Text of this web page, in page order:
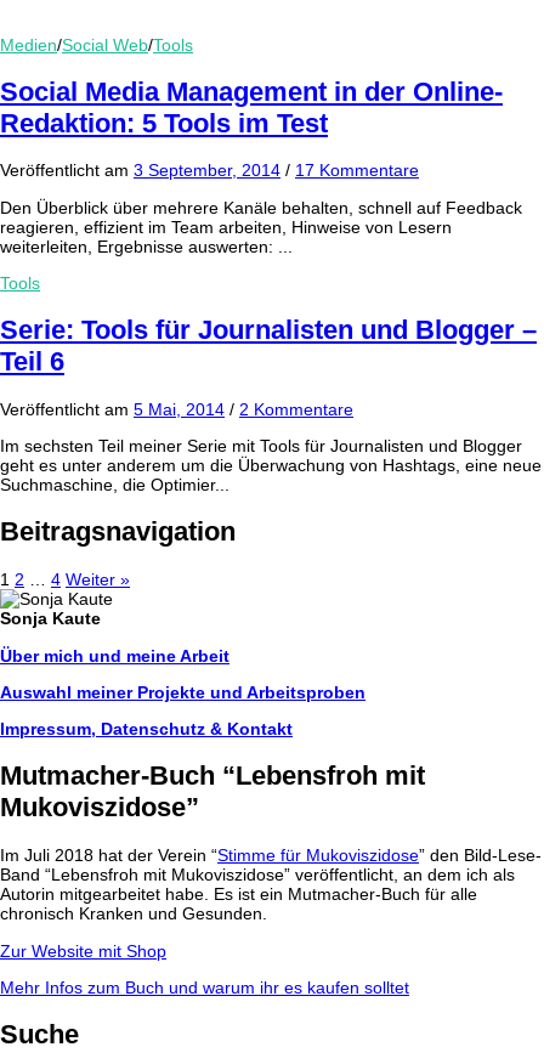
Medien/Social Web/Tools
Social Media Management in der Online-
Redaktion: 5 Tools im Test
Veröffentlicht am 3 September, 2014 / 17 Kommentare
Den Überblick über mehrere Kanäle behalten, schnell auf Feedback
reagieren, effizient im Team arbeiten, Hinweise von Lesern
weiterleiten, Ergebnisse auswerten: ...
Tools
Serie: Tools für Journalisten und Blogger –
Teil 6
Veröffentlicht am 5 Mai, 2014 / 2 Kommentare
Im sechsten Teil meiner Serie mit Tools für Journalisten und Blogger
geht es unter anderem um die Überwachung von Hashtags, eine neue
Suchmaschine, die Optimier...
Beitragsnavigation
1 2 … 4 Weiter »
Sonja Kaute
Über mich und meine Arbeit
Auswahl meiner Projekte und Arbeitsproben
Impressum, Datenschutz & Kontakt
Mutmacher-Buch “Lebensfroh mit
Mukoviszidose”
Im Juli 2018 hat der Verein “Stimme für Mukoviszidose” den Bild-Lese-
Band “Lebensfroh mit Mukoviszidose” veröffentlicht, an dem ich als
Autorin mitgearbeitet habe. Es ist ein Mutmacher-Buch für alle
chronisch Kranken und Gesunden.
Zur Website mit Shop
Mehr Infos zum Buch und warum ihr es kaufen solltet
Suche